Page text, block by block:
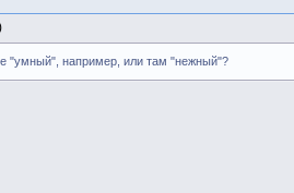
"умный", например, или там "нежный"?